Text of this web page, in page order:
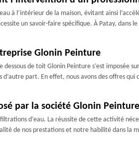
à l’intérieur de la maison, évitant ainsi
un savoir-faire spécifique. À Patay, dans
Glonin Peinture
de toit Glonin Peinture s’est imposée
part. En effet, nous avons des offres
par la société Glonin Peinture
d’eau. La réussite de cette activité
de nos prestations et notre habilité dans la